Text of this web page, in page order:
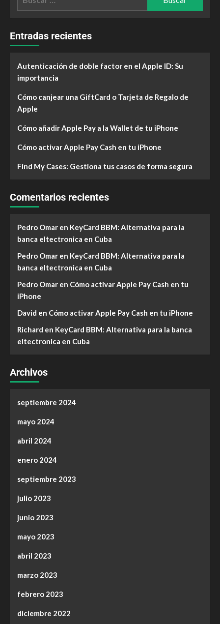
Entradas recientes
Autenticación de doble factor en el Apple ID: Su
importancia
Cómo canjear una GiftCard o Tarjeta de Regalo de
Apple
Cómo añadir Apple Pay a la Wallet de tu iPhone
Cómo activar Apple Pay Cash en tu iPhone
Find My Cases: Gestiona tus casos de forma segura
Comentarios recientes
Pedro Omar en KeyCard BBM: Alternativa para la
banca eltectronica en Cuba
Pedro Omar en KeyCard BBM: Alternativa para la
banca eltectronica en Cuba
Pedro Omar en Cómo activar Apple Pay Cash en tu
iPhone
David en Cómo activar Apple Pay Cash en tu iPhone
Richard en KeyCard BBM: Alternativa para la banca
eltectronica en Cuba
Archivos
septiembre 2024
mayo 2024
abril 2024
enero 2024
septiembre 2023
julio 2023
junio 2023
mayo 2023
abril 2023
marzo 2023
febrero 2023
diciembre 2022